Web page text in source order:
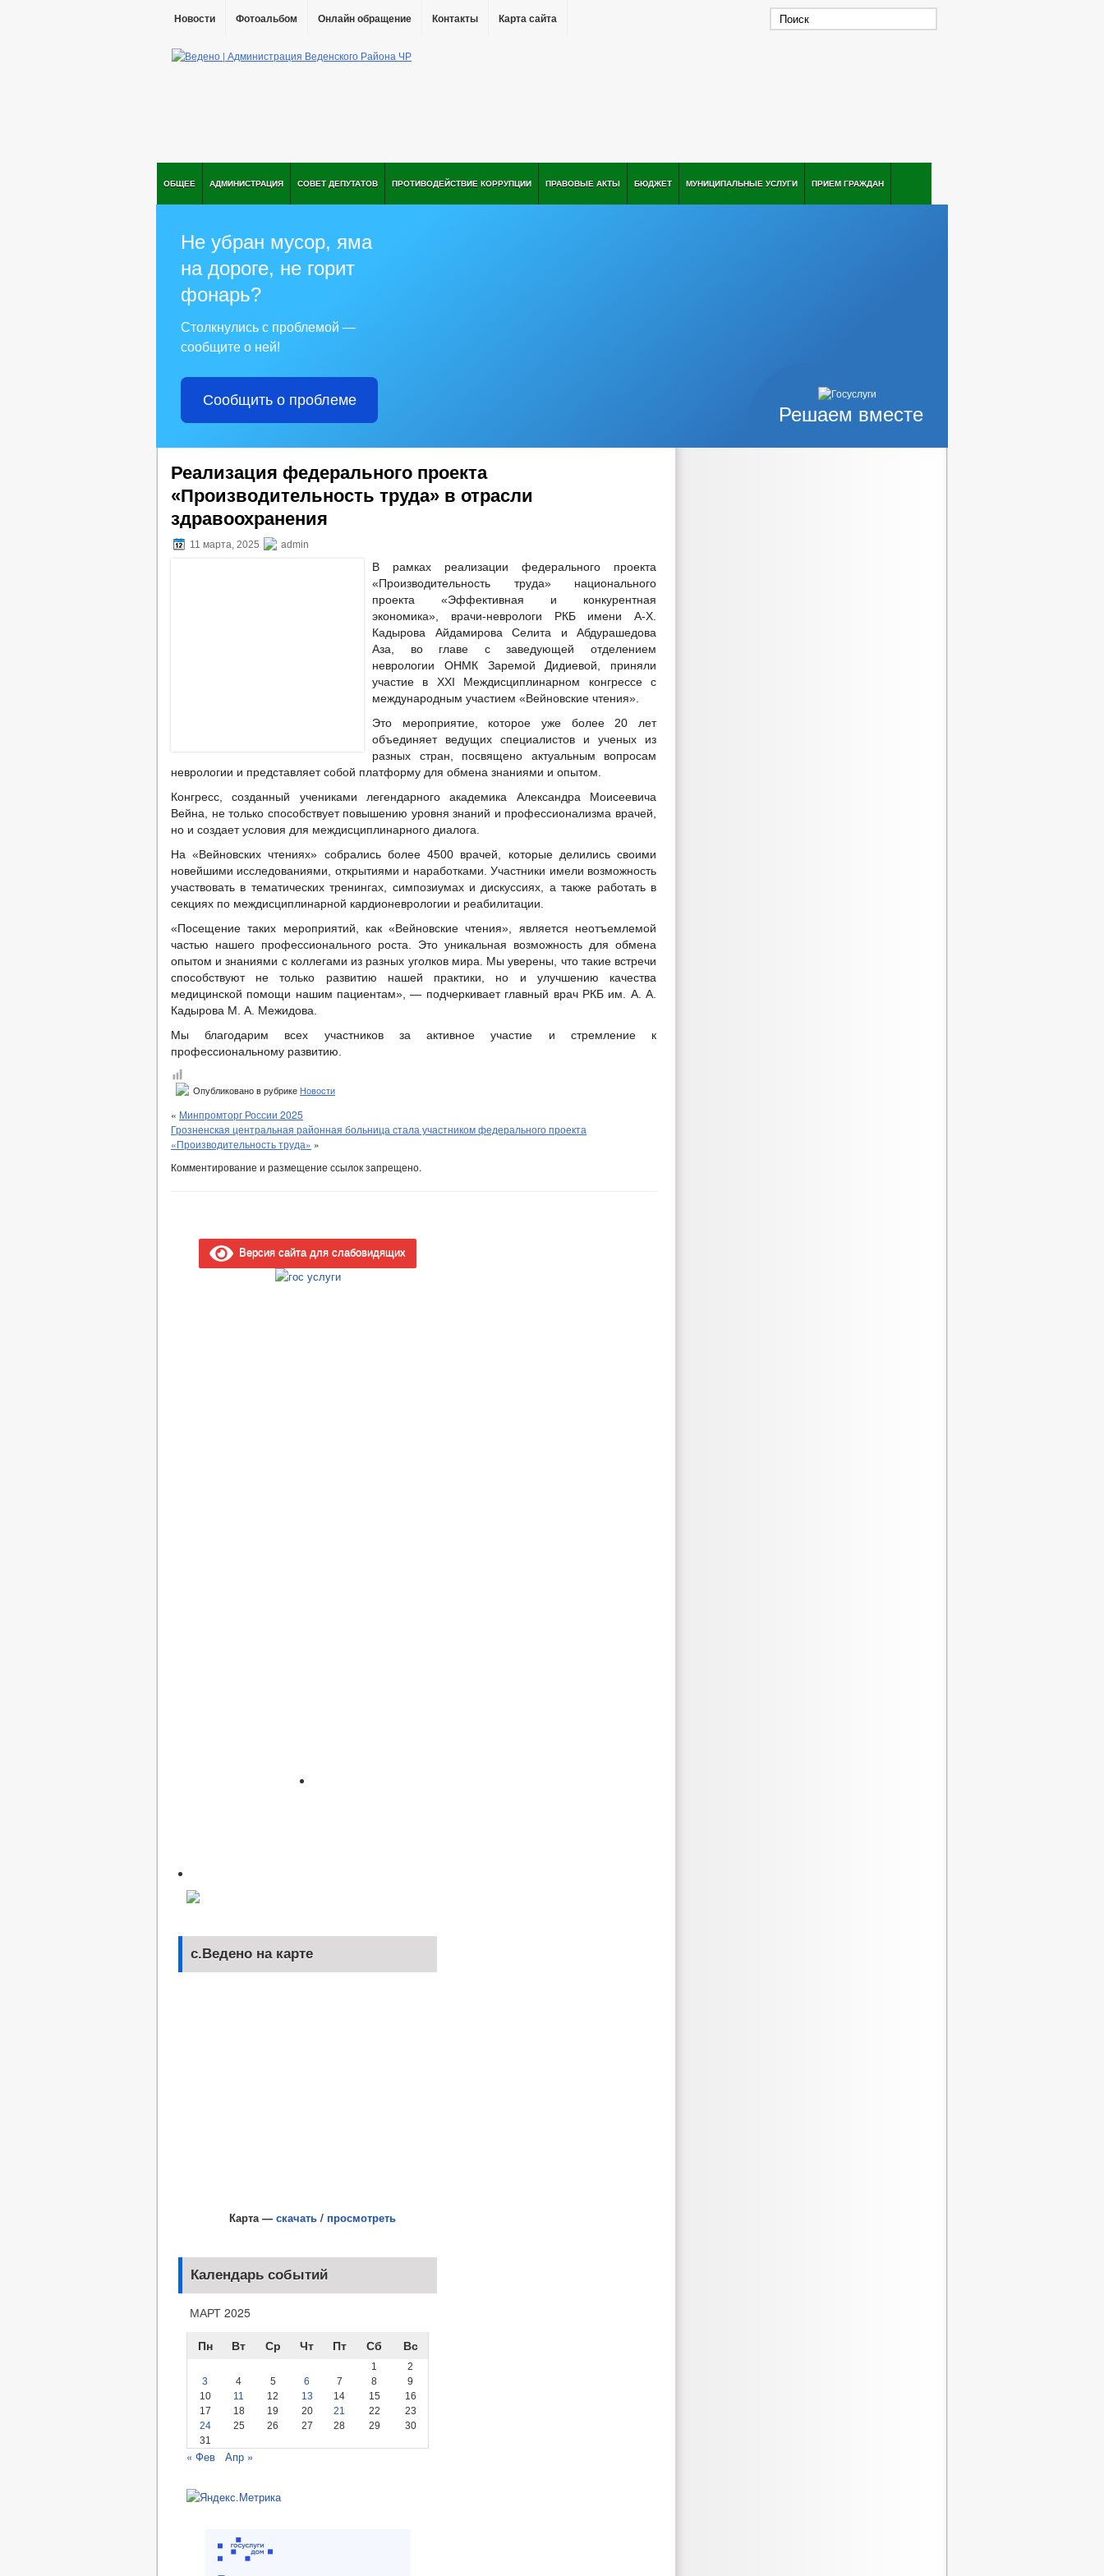
Новости Фотоальбом Онлайн обращение Контакты Карта сайта
ОБЩЕЕ АДМИНИСТРАЦИЯ СОВЕТ ДЕПУТАТОВ ПРОТИВОДЕЙСТВИЕ КОРРУПЦИИ ПРАВОВЫЕ АКТЫ БЮДЖЕТ МУНИЦИПАЛЬНЫЕ УСЛУГИ ПРИЕМ ГРАЖДАН
Решаем вместе
Не убран мусор, яма
на дороге, не горит
фонарь?
Столкнулись с проблемой —
сообщите о ней!
Сообщить о проблеме
Реализация федерального проекта
«Производительность труда» в отрасли
здравоохранения
11 марта, 2025 admin
В рамках реализации федерального проекта
«Производительность труда» национального
проекта «Эффективная и конкурентная
экономика», врачи-неврологи РКБ имени А-Х.
Кадырова Айдамирова Селита и Абдурашедова
Аза, во главе с заведующей отделением
неврологии ОНМК Заремой Дидиевой, приняли
участие в XXI Междисциплинарном конгрессе с
международным участием «Вейновские чтения».
Это мероприятие, которое уже более 20 лет
объединяет ведущих специалистов и ученых из
разных стран, посвящено актуальным вопросам
неврологии и представляет собой платформу для обмена знаниями и опытом.
Конгресс, созданный учениками легендарного академика Александра Моисеевича
Вейна, не только способствует повышению уровня знаний и профессионализма врачей,
но и создает условия для междисциплинарного диалога.
На «Вейновских чтениях» собрались более 4500 врачей, которые делились своими
новейшими исследованиями, открытиями и наработками. Участники имели возможность
участвовать в тематических тренингах, симпозиумах и дискуссиях, а также работать в
секциях по междисциплинарной кардионеврологии и реабилитации.
«Посещение таких мероприятий, как «Вейновские чтения», является неотъемлемой
частью нашего профессионального роста. Это уникальная возможность для обмена
опытом и знаниями с коллегами из разных уголков мира. Мы уверены, что такие встречи
способствуют не только развитию нашей практики, но и улучшению качества
медицинской помощи нашим пациентам», — подчеркивает главный врач РКБ им. А. А.
Кадырова М. А. Межидова.
Мы благодарим всех участников за активное участие и стремление к
профессиональному развитию.
Опубликовано в рубрике Новости
« Минпромторг России 2025
Грозненская центральная районная больница стала участником федерального проекта
«Производительность труда» »
Комментирование и размещение ссылок запрещено.
Версия сайта для слабовидящих
с.Ведено на карте
Карта — скачать / просмотреть
Календарь событий
МАРТ 2025
Пн
Вт Ср Чт Пт Сб Вс
1
2
3
4 5 6 7 8
9
10
11 12 13 14 15
16
17
18 19 20 21 22
23
24
25 26 27 28 29
30
31
« Фев Апр »